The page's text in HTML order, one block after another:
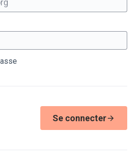
obligatoire
Se connecter